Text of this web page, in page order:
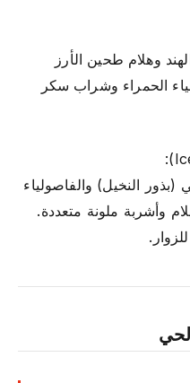
وهلام طحين الأرز
الحمراء وشراب سكر
النخيل) والفاصولياء
وأشربة ملونة متعددة.